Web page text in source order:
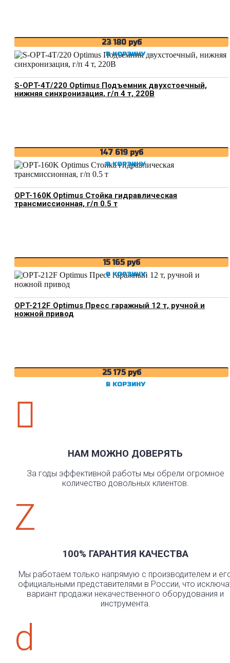
23 180 руб
В КОРЗИНУ
S-OPT-4T/220 Optimus Подъемник двухстоечный,
нижняя синхронизация, г/п 4 т, 220В
147 619 руб
В КОРЗИНУ
OPT-160K Optimus Стойка гидравлическая
трансмиссионная, г/п 0.5 т
15 165 руб
В КОРЗИНУ
OPT-212F Optimus Пресс гаражный 12 т, ручной и
ножной привод
25 175 руб
В КОРЗИНУ

НАМ МОЖНО ДОВЕРЯТЬ
За годы эффективной работы мы обрели огромное
количество довольных клиентов.
Z
100% ГАРАНТИЯ КАЧЕСТВА
Мы работаем только напрямую с производителем и
официальными представителями в России, что
вариант продажи некачественного оборудования и
инструмента.
d